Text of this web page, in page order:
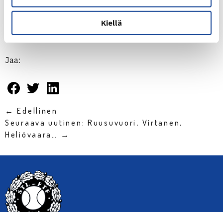
Kiellä
LUE LISÄÄ AVAUSKIERROKSESTA, LIVESTREAM &
LIVESCORE
Jaa:
← Edellinen
Seuraava uutinen: Ruusuvuori, Virtanen,
Heliövaara… →